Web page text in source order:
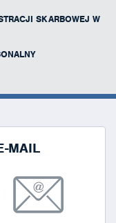
SKARBOWEJ W
MAIL